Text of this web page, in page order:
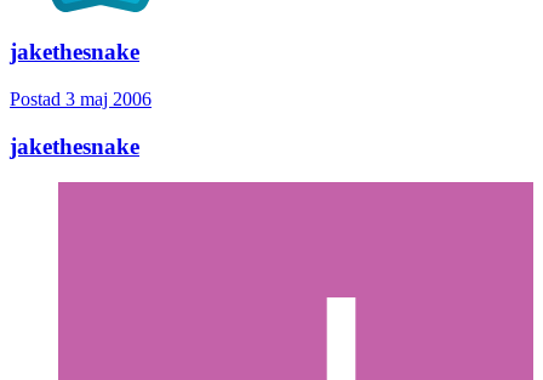
jakethesnake
Postad 3 maj 2006
jakethesnake